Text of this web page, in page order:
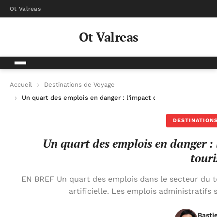
Ot Valreas
Ot Valreas
Accueil
Destinations de Voyage
Un quart des emplois en danger : l’impact de l’IA sur le
Un quart des emplois en danger
EN BREF Un quart des emplois dans le secteur
artificielle. Les emplois administratifs